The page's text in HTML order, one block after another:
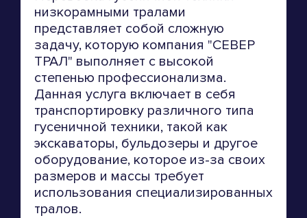
низкорамными тралами
представляет собой сложную
задачу, которую компания "СЕВЕР
ТРАЛ" выполняет с высокой
степенью профессионализма.
Данная услуга включает в себя
транспортировку различного типа
гусеничной техники, такой как
экскаваторы, бульдозеры и другое
оборудование, которое из-за своих
размеров и массы требует
использования специализированных
тралов.